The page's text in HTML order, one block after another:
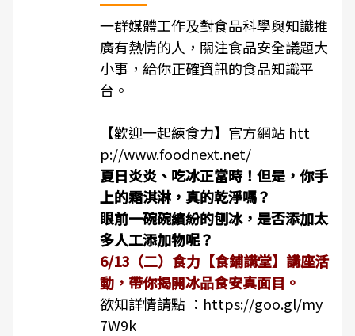
一群媒體工作及對食品科學與知識推
廣有熱情的人，關注食品安全議題大
小事，給你正確資訊的食品知識平
台。
【歡迎一起練食力】官方網站 htt
p://www.foodnext.net/
夏日炎炎、吃冰正當時！但是，你手
上的霜淇淋，真的乾淨嗎？
眼前一碗碗繽紛的刨冰，是否添加太
多人工添加物呢？
6/13（二）食力【食鋪講堂】講座活
動，帶你揭開冰品食安真面目。
欲知詳情請點 ： https://goo.gl/my
7W9k